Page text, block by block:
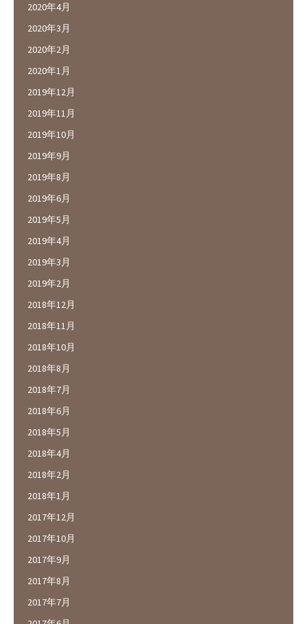
2020年4月
2020年3月
2020年2月
2020年1月
2019年12月
2019年11月
2019年10月
2019年9月
2019年8月
2019年6月
2019年5月
2019年4月
2019年3月
2019年2月
2018年12月
2018年11月
2018年10月
2018年8月
2018年7月
2018年6月
2018年5月
2018年4月
2018年2月
2018年1月
2017年12月
2017年10月
2017年9月
2017年8月
2017年7月